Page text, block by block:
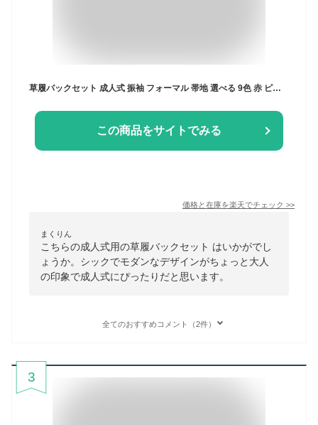
草履バックセット 成人式 振袖 フォーマル 帯地 選べる 9色 赤 ピンク 黒 赤 白 金 銀 ゴールド シルバー 赤 青 黒 振袖 訪問着に最適 ママフリ【フリーサイズ】【成人式 前撮り 卒業式 入学式 】【フォーマル】バッグ 卒業袴 袴
この商品をサイトでみる
価格と在庫を楽天でチェック >>
まくりん
こちらの成人式用の草履バックセット はいかがでし
ょうか。シックでモダンなデザインがちょっと大人
の印象で成人式にぴったりだと思います。
全てのおすすめコメント（2件）
3